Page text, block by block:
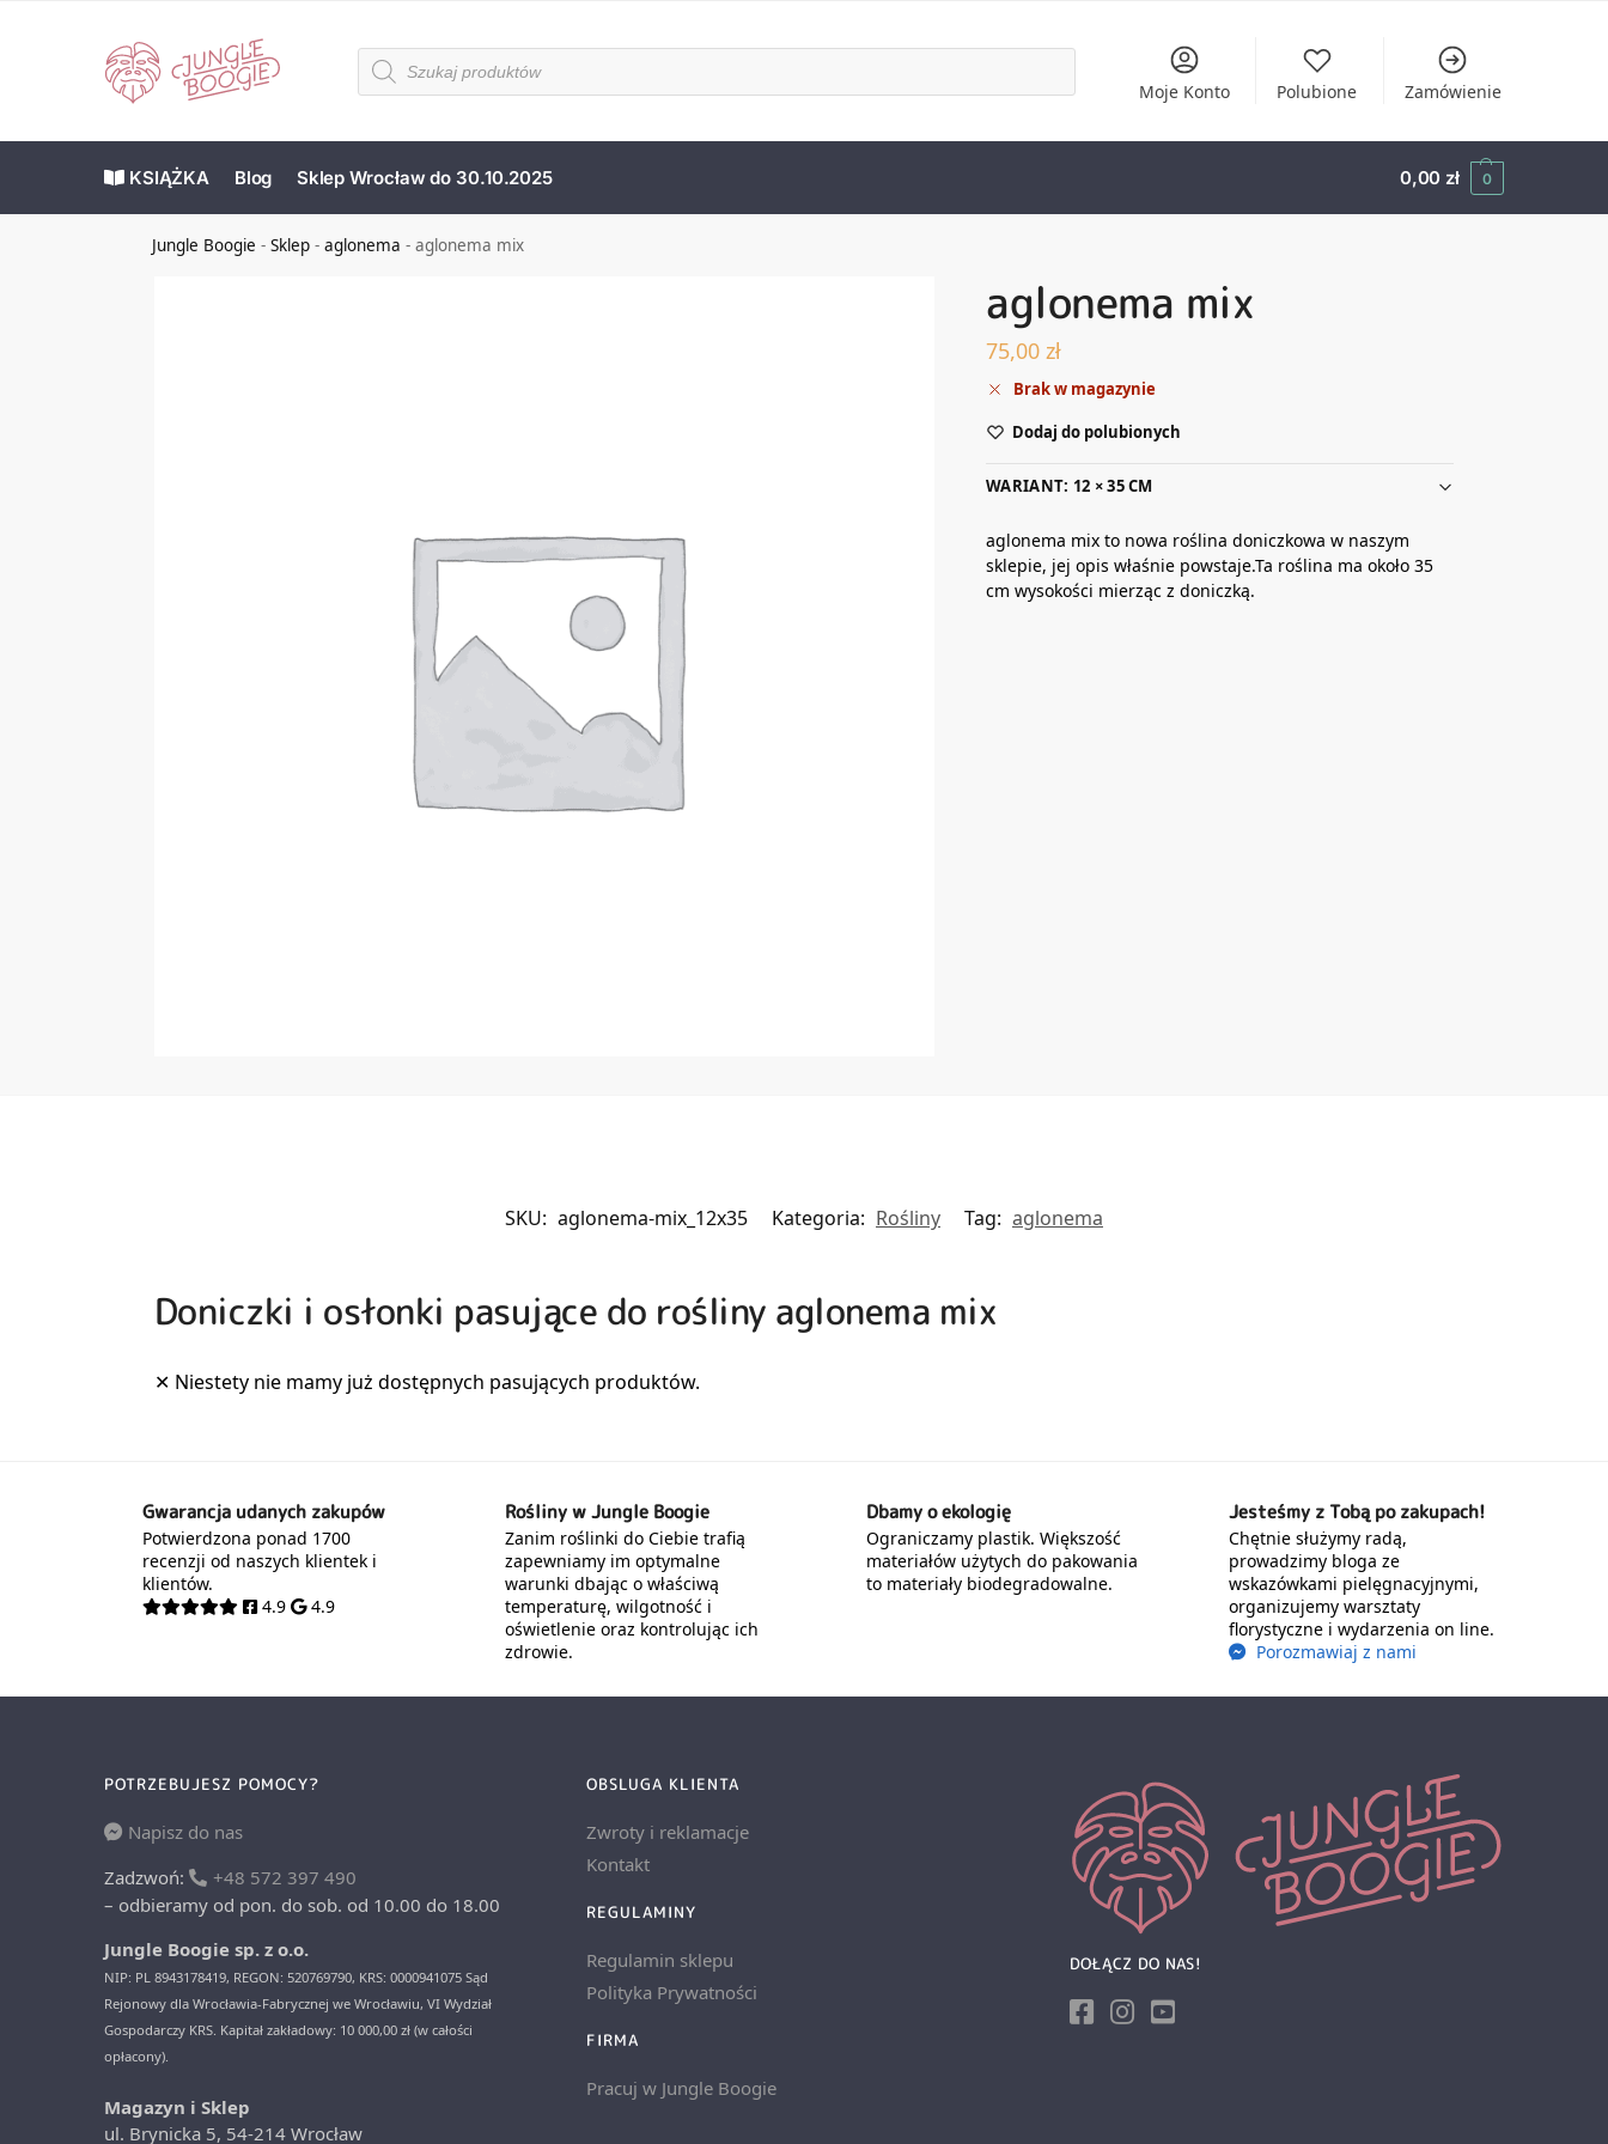
Moje Konto Polubione Zamówienie
KSIĄŻKA Blog Sklep Wrocław do 30.10.2025 0,00 zł 0
Jungle Boogie -Sklep -aglonema -aglonema mix
aglonema mix
75,00 zł
Brak w magazynie
Dodaj do polubionych
WARIANT: 12 × 35 CM
aglonema mix to nowa roślina doniczkowa w naszym
sklepie, jej opis właśnie powstaje.Ta roślina ma około 35
cm wysokości mierząc z doniczką.
SKU: aglonema-mix_12x35 Kategoria: Rośliny Tag: aglonema
Doniczki i osłonki pasujące do rośliny aglonema mix
Gwarancja udanych zakupów
Potwierdzona ponad 1700
recenzji od naszych klientek i
klientów.
4.9
4.9
Rośliny w Jungle Boogie
Zanim roślinki do Ciebie trafią
zapewniamy im optymalne
warunki dbając o właściwą
temperaturę, wilgotność i
oświetlenie oraz kontrolując ich
zdrowie.
Dbamy o ekologię
Ograniczamy plastik. Większość
materiałów użytych do pakowania
to materiały biodegradowalne.
Jesteśmy z Tobą po zakupach!
Chętnie służymy radą,
prowadzimy bloga ze
wskazówkami pielęgnacyjnymi,
organizujemy warsztaty
florystyczne i wydarzenia on line.
Porozmawiaj z nami
POTRZEBUJESZ POMOCY?
Napisz do nas
Zadzwoń:
+48 572 397 490
– odbieramy od pon. do sob. od 10.00 do 18.00
Jungle Boogie sp. z o.o.
NIP: PL 8943178419, REGON: 520769790, KRS: 0000941075 Sąd
Rejonowy dla Wrocławia-Fabrycznej we Wrocławiu, VI Wydział
Gospodarczy KRS. Kapitał zakładowy: 10 000,00 zł (w całości
opłacony).
Magazyn i Sklep
ul. Brynicka 5, 54-214 Wrocław
OBSLUGA KLIENTA
Zwroty i reklamacje
Kontakt
REGULAMINY
Regulamin sklepu
Polityka Prywatności
FIRMA
Pracuj w Jungle Boogie
DOŁĄCZ DO NAS!